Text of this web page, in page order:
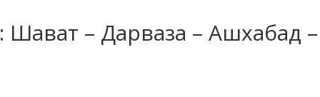
– Дарваза – Ашхабад